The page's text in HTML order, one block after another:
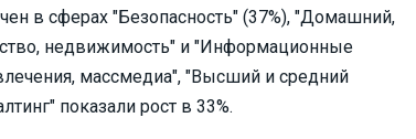
в сферах "Безопасность" (37%), "Домашний,
недвижимость" и "Информационные
массмедиа", "Высший и средний
показали рост в 33%.